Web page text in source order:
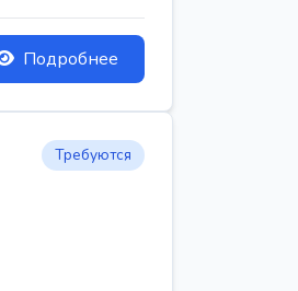
Подробнее
Требуются